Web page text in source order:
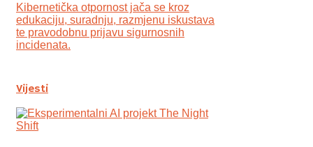
Kibernetička otpornost jača se kroz
edukaciju, suradnju, razmjenu iskustava
te pravodobnu prijavu sigurnosnih
incidenata.
Vijesti